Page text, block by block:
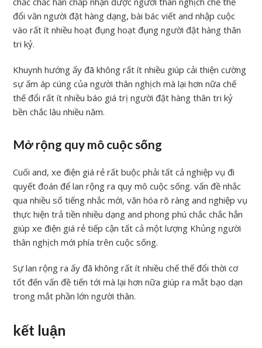
đổi văn người đặt hàng dạng, bài bác viết and nhập cuộc
vào rất ít nhiều hoạt đụng hoạt đụng người đặt hàng thân
tri kỷ.
Khuynh hướng ấy đã không rất ít nhiều giúp cải thiện cường
sự ấm áp cúng của người thân nghịch mà lại hơn nữa chế
thế đổi rất ít nhiều báo giá trị người đặt hàng thân tri kỷ
bền chắc lâu nhiều năm.
Mở rộng quy mô cuộc sống
Cuối and, xe điện giá rẻ rất buộc phải tất cả nghiệp vụ đi
quyết đoán để lan rộng ra quy mô cuộc sống. vấn đề nhắc
qua nhiều số tiếng nhắc mới, văn hóa rõ ràng and nghiệp vụ
thực hiện trả tiền nhiều dạng and phong phú chắc chắc hẳn
giúp xe điện giá rẻ tiếp cận tất cả một lượng Khủng người
thân nghịch mới phía trên cuộc sống.
Sự lan rộng ra ấy đã không rất ít nhiều chế thế đổi thời cơ
tốt đến vấn đề tiến tới mà lại hơn nữa giúp ra mắt bạo dạn
trong mắt phần lớn người thân.
kết luận